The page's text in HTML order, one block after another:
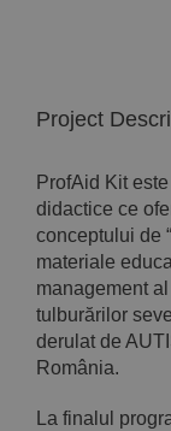
Project
ProfAid Kit
didactice ce
conceptului de
materiale
management
tulburărilor
derulat de
România.
La finalul